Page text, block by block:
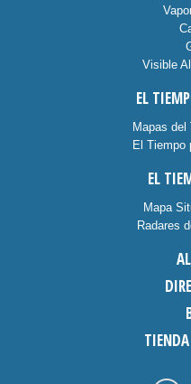
Visible
EL
Mapas del
El Tiempo
EL
Mapa
Radares